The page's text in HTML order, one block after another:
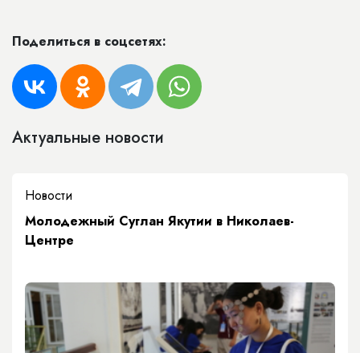
Поделиться в соцсетях:
Актуальные новости
Новости
Молодежный Суглан Якутии в Николаев-
Центре